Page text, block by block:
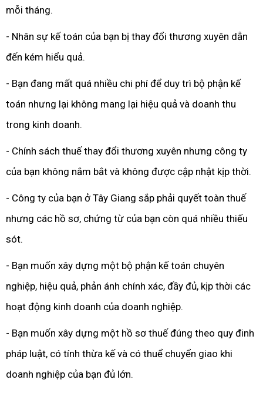
mỗi tháng.
- Nhân sự kế toán của bạn bị thay đổi thương xuyên dẫn
đến kém hiểu quả.
- Bạn đang mất quá nhiều chi phí để duy trì bộ phận kế
toán nhưng lại không mang lại hiệu quả và doanh thu
trong kinh doanh.
- Chính sách thuế thay đổi thương xuyên nhưng công ty
của bạn không nắm bắt và không được cập nhật kịp thời.
- Công ty của bạn ở Tây Giang sắp phải quyết toàn thuế
nhưng các hồ sơ, chứng từ của bạn còn quá nhiều thiếu
sót.
- Bạn muốn xây dựng một bộ phận kế toán chuyên
nghiệp, hiệu quả, phản ánh chính xác, đầy đủ, kịp thời các
hoạt động kinh doanh của doanh nghiệp.
- Bạn muốn xây dựng một hồ sơ thuế đúng theo quy đinh
pháp luật, có tính thừa kế và có thuể chuyển giao khi
doanh nghiệp của bạn đủ lớn.